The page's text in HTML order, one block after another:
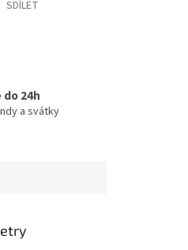
SDÍLET
do 24h
a svátky